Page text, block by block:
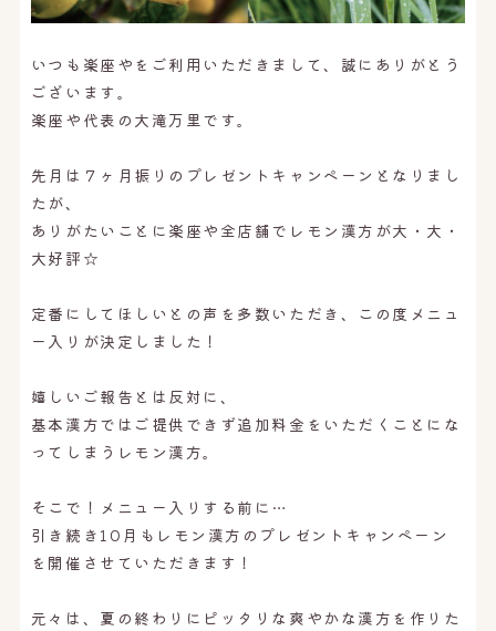
いつも楽座やをご利用いただきまして、誠にありがとう
ございます。
楽座や代表の大滝万里です。
先月は７ヶ月振りのプレゼントキャンペーンとなりまし
たが、
ありがたいことに楽座や全店舗でレモン漢方が大・大・
大好評☆
定番にしてほしいとの声を多数いただき、この度メニュ
ー入りが決定しました！
嬉しいご報告とは反対に、
基本漢方ではご提供できず追加料金をいただくことにな
ってしまうレモン漢方。
そこで！メニュー入りする前に…
引き続き10月もレモン漢方のプレゼントキャンペーン
を開催させていただきます！
元々は、夏の終わりにピッタリな爽やかな漢方を作りた